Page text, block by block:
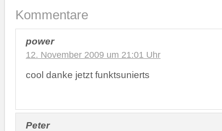
Kommentare
power
12. November 2009 um 21:01 Uhr
cool danke jetzt funktsunierts
Peter